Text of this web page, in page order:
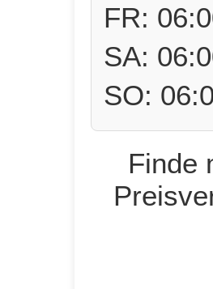
FR:
SA:
SO:
Finde